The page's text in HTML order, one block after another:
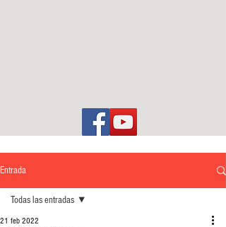
Entrada
Todas las entradas
21 feb 2022